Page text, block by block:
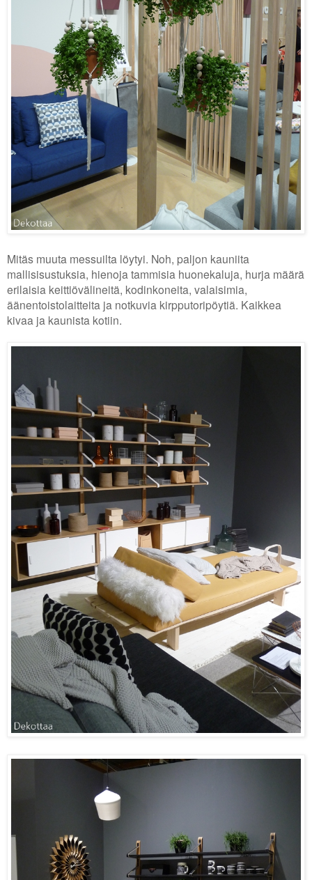
Mitäs muuta messuilta löytyi. Noh, paljon kauniita
mallisisustuksia, hienoja tammisia huonekaluja, hurja määrä
erilaisia keittiövälineitä, kodinkoneita, valaisimia,
äänentoistolaitteita ja notkuvia kirpputoripöytiä. Kaikkea
kivaa ja kaunista kotiin.